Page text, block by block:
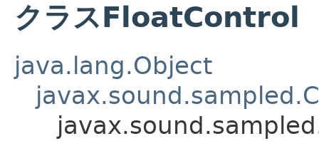
クラスFloatControl
java.lang.Object